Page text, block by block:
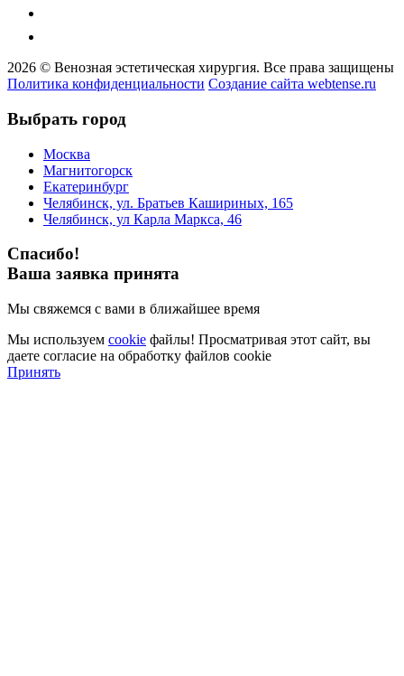
2026 © Венозная эстетическая хирургия. Все права защищены
Политика конфиденциальности Создание сайта webtense.ru
Выбрать город
Москва
Магнитогорск
Екатеринбург
Челябинск, ул. Братьев Кашириных, 165
Челябинск, ул Карла Маркса, 46
Спасибо!
Ваша заявка принята
Мы свяжемся с вами в ближайшее время
Мы используем cookie файлы! Просматривая этот сайт, вы
даете согласие на обработку файлов cookie
Принять